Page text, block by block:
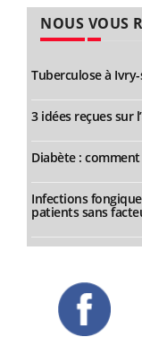
NOUS VOUS
Tuberculose à
3 idées reçues sur
Diabète :
Infections
patients sans